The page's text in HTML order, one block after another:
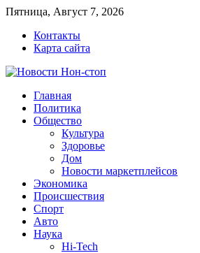
Пятница, Август 7, 2026
Контакты
Карта сайта
Главная
Политика
Общество
Культура
Здоровье
Дом
Новости маркетплейсов
Экономика
Происшествия
Спорт
Авто
Наука
Hi-Tech